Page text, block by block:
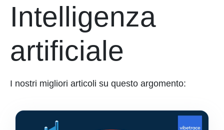
Intelligenza
artificiale
I nostri migliori articoli su questo argomento: